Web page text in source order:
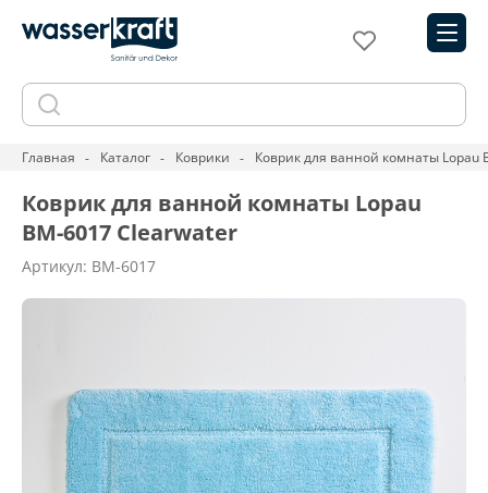
Главная Каталог Коврики Коврик для ванной комнаты Lopau
Коврик для ванной комнаты Lopau
BM-6017 Clearwater
Артикул: BM-6017